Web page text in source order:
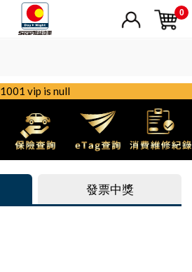
0
1001 vip is null
發票中獎